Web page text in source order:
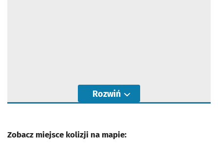
Rozwiń
Zobacz miejsce kolizji na mapie: